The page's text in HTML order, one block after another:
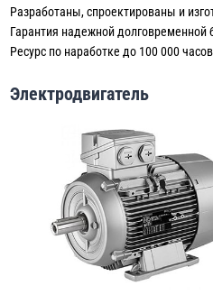
Разработаны, спроектированы и
Гарантия надежной долговременной
Ресурс по наработке до 100 000
Электродвигатель